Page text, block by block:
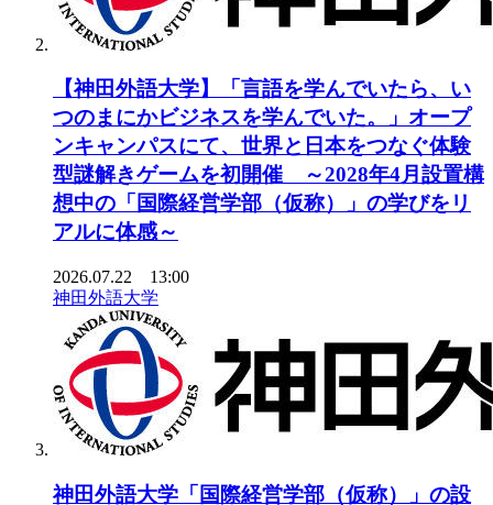
【神田外語大学】「言語を学んでいたら、い
つのまにかビジネスを学んでいた。」オープ
ンキャンパスにて、世界と日本をつなぐ体験
型謎解きゲームを初開催 ～2028年4月設置構
想中の「国際経営学部（仮称）」の学びをリ
アルに体感～
2026.07.22 13:00
神田外語大学
神田外語大学「国際経営学部（仮称）」の設